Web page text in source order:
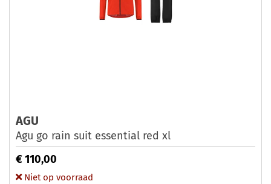
AGU
Agu go rain suit essential red xl
€ 110,00
Niet op voorraad